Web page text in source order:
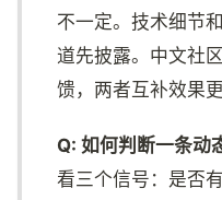
不一定。技术细节
道先披露。中文社
馈，两者互补效果更
Q: 如何判断一条动
看三个信号：是否